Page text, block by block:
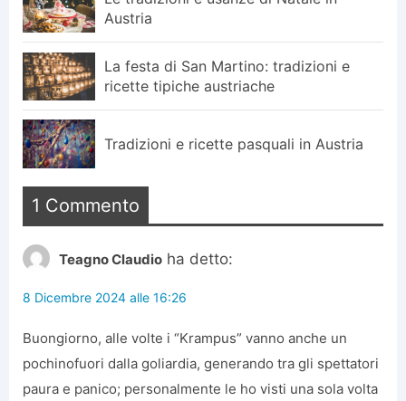
Austria
La festa di San Martino: tradizioni e
ricette tipiche austriache
Tradizioni e ricette pasquali in Austria
1 Commento
Teagno Claudio ha detto:
8 Dicembre 2024 alle 16:26
Buongiorno, alle volte i “Krampus” vanno anche un
pochinofuori dalla goliardia, generando tra gli spettatori
paura e panico; personalmente le ho visti una sola volta